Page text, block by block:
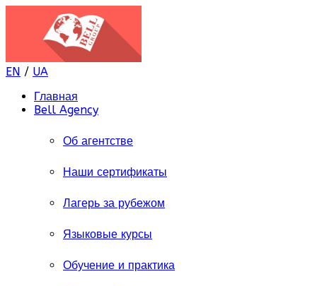
EN / UA
Главная
Bell Agency
Об агентстве
Наши сертификаты
Лагерь за рубежом
Языковые курсы
Обучение и практика